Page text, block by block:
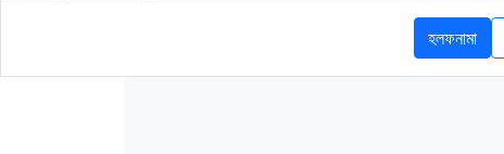
হলফনামা